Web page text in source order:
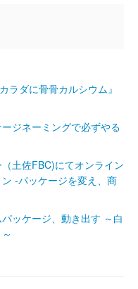
ラダに骨骨カルシウム』
ジネーミングで必ずやる
土佐FBC)にてオンライン
‐パッケージを変え、商
ッケージ、動き出す ～白